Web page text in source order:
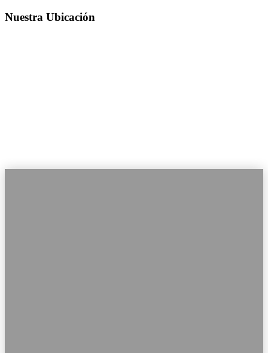
Nuestra Ubicación